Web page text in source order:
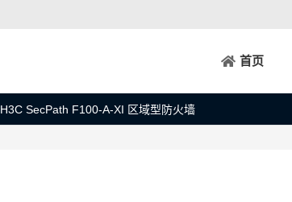
首页
H3C SecPath F100-A-XI 区域型防火墙